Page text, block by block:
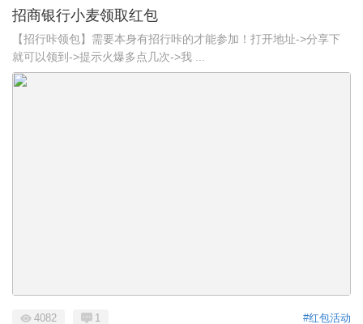
招商银行小麦领取红包
【招行咔领包】需要本身有招行咔的才能参加！打开地址->分享下
就可以领到->提示火爆多点几次->我 ...
#红包活动
4082 1